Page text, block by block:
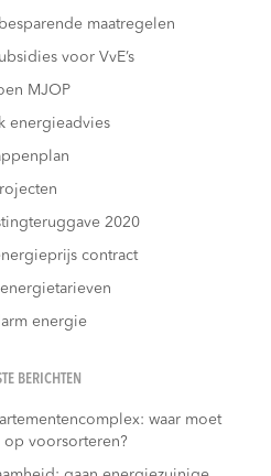
maatregelen
voor VvE’s
MJOP
energieadvies
2020
contract
energie
BERICHTEN
waar moet
op voorsorteren?